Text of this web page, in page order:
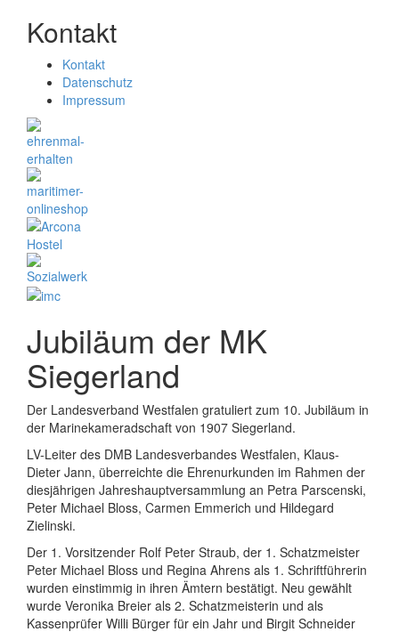
Kontakt
Kontakt
Datenschutz
Impressum
Jubiläum der MK
Siegerland
Der Landesverband Westfalen gratuliert zum 10. Jubiläum in
der Marinekameradschaft von 1907 Siegerland.
LV-Leiter des DMB Landesverbandes Westfalen, Klaus-
Dieter Jann, überreichte die Ehrenurkunden im Rahmen der
diesjährigen Jahreshauptversammlung an Petra Parscenski,
Peter Michael Bloss, Carmen Emmerich und Hildegard
Zielinski.
Der 1. Vorsitzender Rolf Peter Straub, der 1. Schatzmeister
Peter Michael Bloss und Regina Ahrens als 1. Schriftführerin
wurden einstimmig in ihren Ämtern bestätigt. Neu gewählt
wurde Veronika Breier als 2. Schatzmeisterin und als
Kassenprüfer Willi Bürger für ein Jahr und Birgit Schneider